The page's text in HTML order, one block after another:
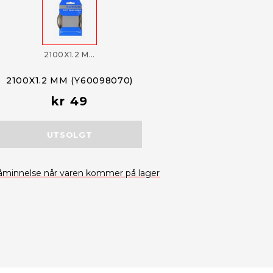
2100X1.2 MM (Y60098070)
2100X1.2 MM (Y60098070)
kr 49
UTSOLGT
når varen kommer på lager